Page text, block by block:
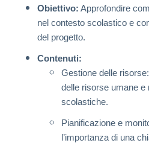
Obiettivo: Approfondire
nel contesto scolastico e
del progetto.
Contenuti:
Gestione delle
delle risorse umane e
scolastiche.
Pianificazione e
l’importanza di una